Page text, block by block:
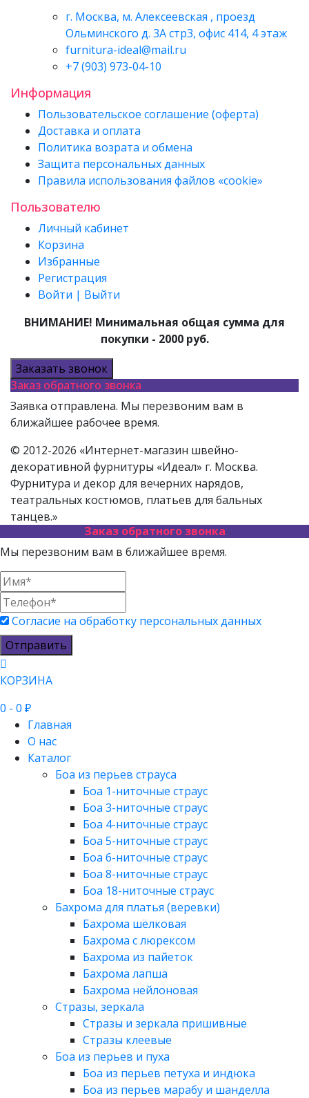
г. Москва, м. Алексеевская , проезд
Ольминского д. 3А стр3, офис 414, 4 этаж
furnitura-ideal@mail.ru
+7 (903) 973-04-10
Информация
Пользовательское соглашение (оферта)
Доставка и оплата
Политика возрата и обмена
Защита персональных данных
Правила использования файлов «cookie»
Пользователю
Личный кабинет
Корзина
Избранные
Регистрация
Войти | Выйти
ВНИМАНИЕ! Минимальная общая сумма для
покупки - 2000 руб.
Заказать звонок
Заказ обратного звонка
Заявка отправлена. Мы перезвоним вам в
ближайшее рабочее время.
© 2012-2026 «Интернет-магазин швейно-
декоративной фурнитуры «Идеал» г. Москва.
Фурнитура и декор для вечерних нарядов,
театральных костюмов, платьев для бальных
танцев.»
Заказ обратного звонка
Мы перезвоним вам в ближайшее время.
Согласие на обработку персональных данных
Отправить
КОРЗИНА
0 - 0 ₽
Главная
О нас
Каталог
Боа из перьев страуса
Боа 1-ниточные страус
Боа 3-ниточные страус
Боа 4-ниточные страус
Боа 5-ниточные страус
Боа 6-ниточные страус
Боа 8-ниточные страус
Боа 18-ниточные страус
Бахрома для платья (веревки)
Бахрома шёлковая
Бахрома с люрексом
Бахрома из пайеток
Бахрома лапша
Бахрома нейлоновая
Стразы, зеркала
Стразы и зеркала пришивные
Стразы клеевые
Боа из перьев и пуха
Боа из перьев петуха и индюка
Боа из перьев марабу и шанделла